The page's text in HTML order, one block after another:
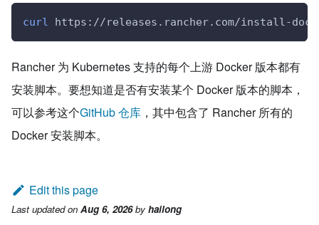
curl https://releases.rancher.com/install-
Rancher 为 Kubernetes 支持的每个上游 Docker 版本都有
安装脚本。要想知道是否有安装某个 Docker 版本的脚本，
可以参考这个GitHub 仓库 ，其中包含了 Rancher 所有的
Docker 安装脚本。
Edit this page
Last updatedon Aug 6, 2026by hailong